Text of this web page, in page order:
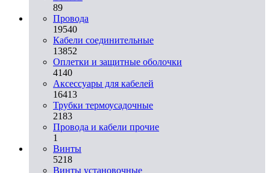
89
Провода
19540
Кабели соединительные
13852
Оплетки и защитные оболочки
4140
Аксессуары для кабелей
16413
Трубки термоусадочные
2183
Провода и кабели прочие
1
Винты
5218
Винты установочные